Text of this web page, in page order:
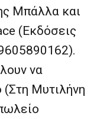
Μπάλλα και
(Εκδόσεις
να
(Στη Μυτιλήνη